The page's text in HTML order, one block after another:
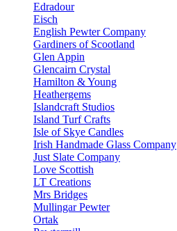
Edradour
Eisch
English Pewter Company
Gardiners of Scootland
Glen Appin
Glencairn Crystal
Hamilton & Young
Heathergems
Islandcraft Studios
Island Turf Crafts
Isle of Skye Candles
Irish Handmade Glass Company
Just Slate Company
Love Scottish
LT Creations
Mrs Bridges
Mullingar Pewter
Ortak